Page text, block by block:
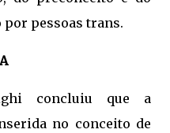
pessoas trans.
concluiu que a
no conceito de